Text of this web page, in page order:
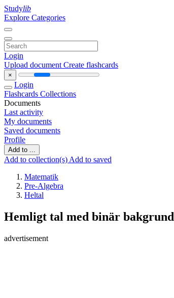
Studylib
Explore Categories
Login
Upload document Create flashcards
×
Login
Flashcards Collections
Documents
Last activity
My documents
Saved documents
Profile
Add to ...
Add to collection(s) Add to saved
Matematik
Pre-Algebra
Heltal
Hemligt tal med binär bakgrund
advertisement